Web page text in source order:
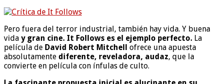
Pero fuera del terror industrial, también hay vida. Y buena
vida y gran cine. It Follows es el ejemplo perfecto. La
película de David Robert Mitchell ofrece una apuesta
absolutamente diferente, reveladora, audaz, que la
convierte en película con ínfulas de culto.